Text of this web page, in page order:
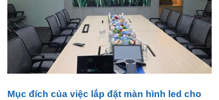
Mục đích của việc lắp đặt màn hình led cho